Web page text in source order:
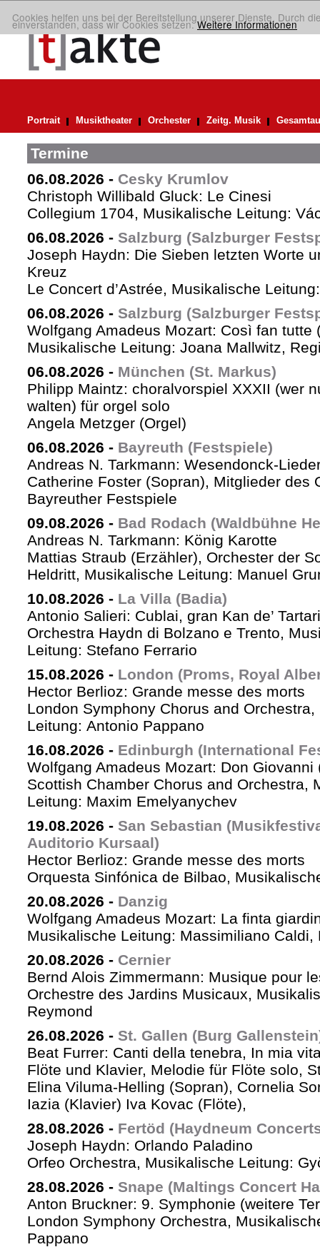
Cookies helfen uns bei der Bereitstellung unserer Dienste. Durch
einverstanden, dass wir Cookies setzen.Weitere Informationen
Portrait Musiktheater Orchester Zeitg. Musik
Termine
06.08.2026 - Cesky Krumlov
Christoph Willibald Gluck: Le Cinesi
Collegium 1704, Musikalische Leitung:
06.08.2026 - Salzburg (Salzburger
Joseph Haydn: Die Sieben letzten Worte
Kreuz
Le Concert d’Astrée, Musikalische
06.08.2026 - Salzburg (Salzburger
Wolfgang Amadeus Mozart: Così fan tutte
Musikalische Leitung: Joana Mallwitz,
06.08.2026 - München (St. Markus)
Philipp Maintz: choralvorspiel XXXII (wer
walten) für orgel solo
Angela Metzger (Orgel)
06.08.2026 - Bayreuth (Festspiele)
Andreas N. Tarkmann: Wesendonck-
Catherine Foster (Sopran), Mitglieder des
Bayreuther Festspiele
09.08.2026 - Bad Rodach (Waldbühne
Andreas N. Tarkmann: König Karotte
Mattias Straub (Erzähler), Orchester der
Heldritt, Musikalische Leitung: Manuel
10.08.2026 - La Villa (Badia)
Antonio Salieri: Cublai, gran Kan de’
Orchestra Haydn di Bolzano e Trento,
Leitung: Stefano Ferrario
15.08.2026 - London (Proms, Royal
Hector Berlioz: Grande messe des morts
London Symphony Chorus and
Leitung: Antonio Pappano
16.08.2026 - Edinburgh (International
Wolfgang Amadeus Mozart: Don Giovanni
Scottish Chamber Chorus and Orchestra,
Leitung: Maxim Emelyanychev
19.08.2026 - San Sebastian
Auditorio Kursaal)
Hector Berlioz: Grande messe des morts
Orquesta Sinfónica de Bilbao,
20.08.2026 - Danzig
Wolfgang Amadeus Mozart: La finta
Musikalische Leitung: Massimiliano Caldi,
20.08.2026 - Cernier
Bernd Alois Zimmermann: Musique pour
Orchestre des Jardins Musicaux,
Reymond
26.08.2026 - St. Gallen (Burg
Beat Furrer: Canti della tenebra, In mia
Flöte und Klavier, Melodie für Flöte solo,
Elina Viluma-Helling (Sopran), Cornelia
Iazia (Klavier) Iva Kovac (Flöte),
28.08.2026 - Fertöd (Haydneum
Joseph Haydn: Orlando Paladino
Orfeo Orchestra, Musikalische Leitung:
28.08.2026 - Snape (Maltings Concert
Anton Bruckner: 9. Symphonie (weitere
London Symphony Orchestra,
Pappano